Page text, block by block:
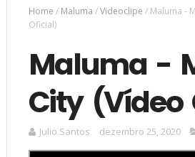
Home / Maluma /Videoclipe / Maluma -
Oficial)
Maluma -
City (Vídeo
Julio Santos dezembro 25, 2020